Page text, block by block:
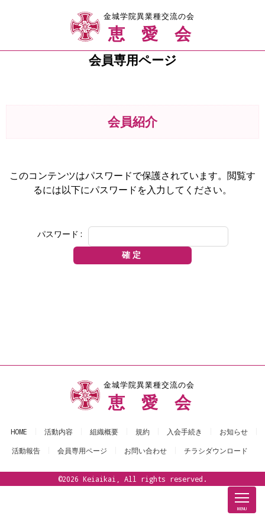
金城学院異業種交流の会
恵愛会
会員専用ページ
会員紹介
このコンテンツはパスワードで保護されています。閲覧す
るには以下にパスワードを入力してください。
パスワード:
金城学院異業種交流の会
恵愛会
HOME 活動内容 組織概要 規約 入会手続き
お知らせ
活動報告
会員専用ページ お問い合わせ チラシダウンロード
©2026 Keiaikai, All rights reserved.
MENU